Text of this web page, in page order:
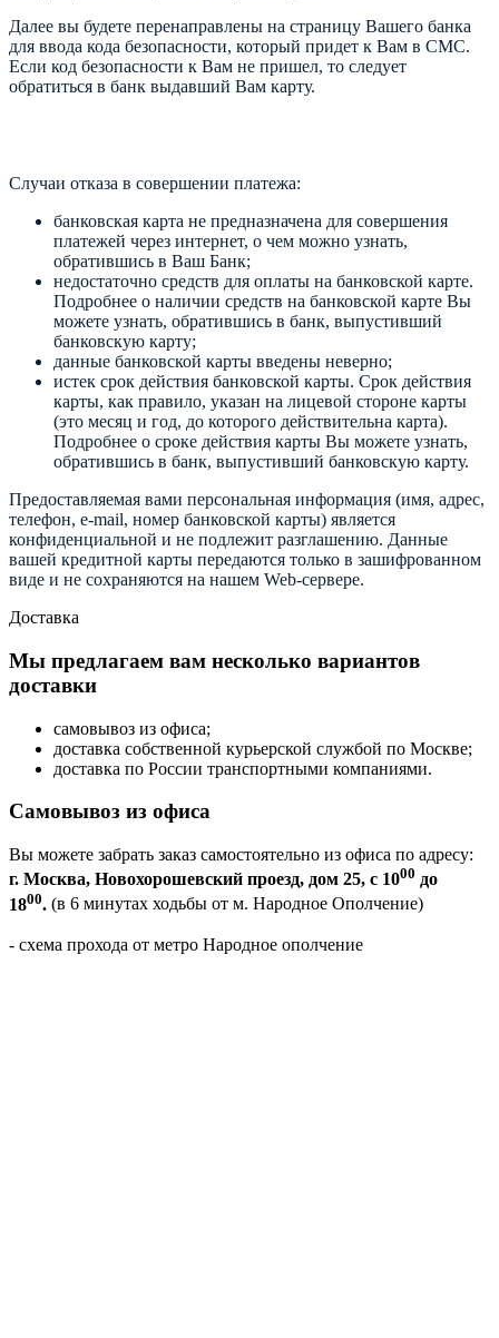
Далее вы будете перенаправлены на страницу Вашего банка
для ввода кода безопасности, который придет к Вам в СМС.
Если код безопасности к Вам не пришел, то следует
обратиться в банк выдавший Вам карту.
Случаи отказа в совершении платежа:
банковская карта не предназначена для совершения
платежей через интернет, о чем можно узнать,
обратившись в Ваш Банк;
недостаточно средств для оплаты на банковской карте.
Подробнее о наличии средств на банковской карте Вы
можете узнать, обратившись в банк, выпустивший
банковскую карту;
данные банковской карты введены неверно;
истек срок действия банковской карты. Срок действия
карты, как правило, указан на лицевой стороне карты
(это месяц и год, до которого действительна карта).
Подробнее о сроке действия карты Вы можете узнать,
обратившись в банк, выпустивший банковскую карту.
Предоставляемая вами персональная информация (имя, адрес,
телефон, e-mail, номер банковской карты) является
конфиденциальной и не подлежит разглашению. Данные
вашей кредитной карты передаются только в зашифрованном
виде и не сохраняются на нашем Web-сервере.
Доставка
Мы предлагаем вам несколько вариантов
доставки
самовывоз из офиса;
доставка собственной курьерской службой по Москве;
доставка по России транспортными компаниями.
Самовывоз из офиса
Вы можете забрать заказ самостоятельно из офиса по адресу:
г. Москва, Новохорошевский проезд, дом 25, с 1000 до
1800. (в 6 минутах ходьбы от м. Народное Ополчение)
- схема прохода от метро Народное ополчение